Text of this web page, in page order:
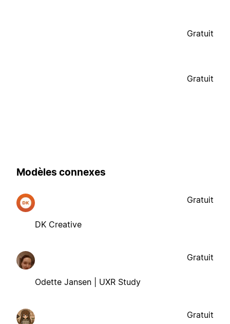
Gratuit
Gratuit
Modèles connexes
DK Creative
Gratuit
Odette Jansen | UXR Study
Gratuit
Gratuit